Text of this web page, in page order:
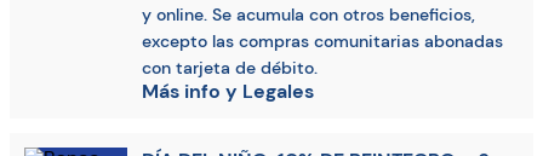
y online. Se acumula con otros beneficios,
excepto las compras comunitarias abonadas
con tarjeta de débito.
Más info y Legales